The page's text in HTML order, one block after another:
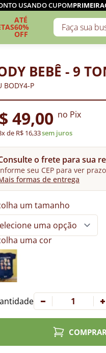
USANDO CUPOM
ATÉ
60%
OFF
BEBÊ - 9
BODY4-P
49,00 no Pix
de R$ 16,33sem juros
o frete para sua
seu CEP para ver
formas de entrega
um tamanho
uma cor
COMPRAR